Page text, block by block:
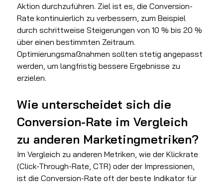
Aktion durchzuführen. Ziel ist es, die Conversion-
Rate kontinuierlich zu verbessern, zum Beispiel
durch schrittweise Steigerungen von 10 % bis 20 %
über einen bestimmten Zeitraum.
Optimierungsmaßnahmen sollten stetig angepasst
werden, um langfristig bessere Ergebnisse zu
erzielen.
Wie unterscheidet sich die
Conversion-Rate im Vergleich
zu anderen Marketingmetriken?
Im Vergleich zu anderen Metriken, wie der Klickrate
(Click-Through-Rate, CTR) oder der Impressionen,
ist die Conversion-Rate oft der beste Indikator für